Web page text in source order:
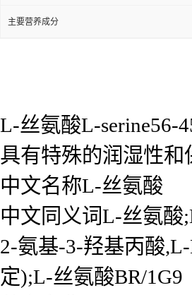
主要营养成分
L-丝氨酸L-serine56-
具有特殊的润湿性和
中文名称L-丝氨酸
中文同义词L-丝氨酸
2-氨基-3-羟基丙酸
定);L-丝氨酸BR/1G9